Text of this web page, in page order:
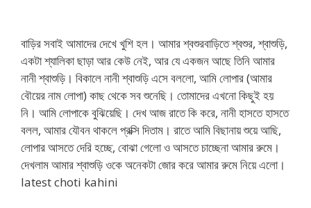
বাড়ির সবাই আমাদের দেখে খুশি হল। আমার শ্বশুরবাড়িতে শ্বশুর, শ্বাশুড়ি,
একটা শ্যালিকা ছাড়া আর কেউ নেই, আর যে একজন আছে তিনি আমার
নানী শ্বাশুড়ি। বিকালে নানী শ্বাশুড়ি এসে বললো, আমি লোপার (আমার
বৌয়ের নাম লোপা) কাছ থেকে সব শুনেছি। তোমাদের এখনো কিছুই হয়
নি। আমি লোপাকে বুঝিয়েছি। দেখ আজ রাতে কি করে, নানী হাসতে হাসতে
বলল, আমার যৌবন থাকলে প্রক্সি দিতাম। রাতে আমি বিছানায় শুয়ে আছি,
লোপার আসতে দেরি হচ্ছে, বোঝা গেলো ও আসতে চাচ্ছেনা আমার রুমে।
দেখলাম আমার শ্বাশুড়ি ওকে অনেকটা জোর করে আমার রুমে নিয়ে এলো।
latest choti kahini